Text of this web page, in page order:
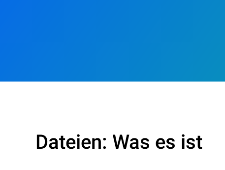
Dateien: Was es ist